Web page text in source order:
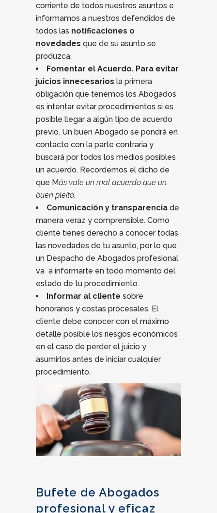
corriente de todos nuestros asuntos e
informamos a nuestros defendidos de
todos las notificaciones o
novedades que de su asunto se
produzca.
Fomentar el Acuerdo. Para evitar
juicios innecesarios la primera
obligación que tenemos los Abogados
es intentar evitar procedimientos si es
posible llegar a algún tipo de acuerdo
previo. Un buen Abogado se pondrá en
contacto con la parte contraria y
buscará por todos los medios posibles
un acuerdo. Recordemos el dicho de
que Más vale un mal acuerdo que un
buen pleito.
Comunicación y transparencia de
manera veraz y comprensible. Como
cliente tienes derecho a conocer todas
las novedades de tu asunto, por lo que
un Despacho de Abogados profesional
va a informarte en todo momento del
estado de tu procedimiento.
Informar al cliente sobre
honorarios y costas procesales. El
cliente debe conocer con el máximo
detalle posible los riesgos económicos
en el caso de perder el juicio y
asumirlos antes de iniciar cualquier
procedimiento.
Bufete de Abogados
profesional y eficaz